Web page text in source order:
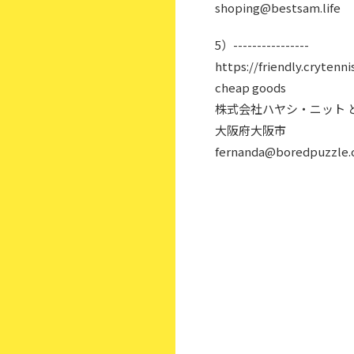
shoping@bestsam.life
5）----------------
https://
cheap goods
株式会社ハヤシ・ニット
大阪府大阪市